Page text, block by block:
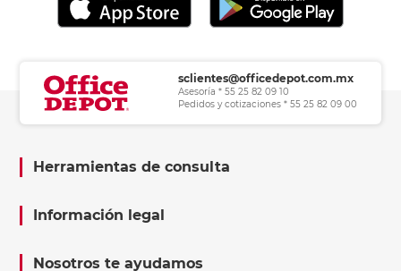
sclientes@officedepot.com.mx
Asesoría * 55 25 82 09 10
Pedidos y cotizaciones * 55 25 82 09 00
Herramientas de consulta
Información legal
Nosotros te ayudamos